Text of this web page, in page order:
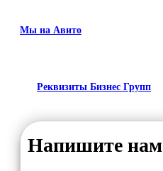
Мы на Авито
Реквизиты Бизнес Групп
Напишите нам